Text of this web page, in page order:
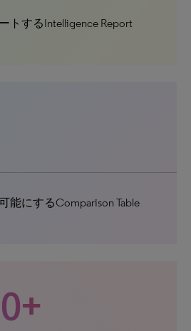
トするIntelligence Report
能にするComparison Table